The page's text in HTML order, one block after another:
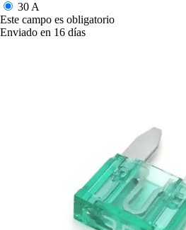
30 A
Este campo es obligatorio
Enviado en 16 días